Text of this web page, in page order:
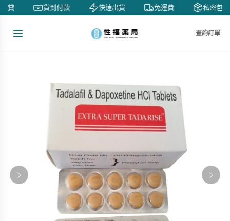
賞 貨到付款 快速出貨 免運費 私密包裝
查詢訂單